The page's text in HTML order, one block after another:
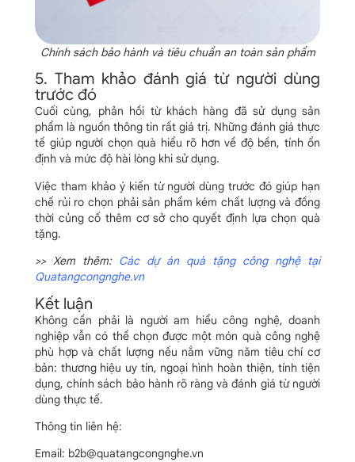
Chính sách bảo hành và tiêu chuẩn an toàn sản phẩm
5. Tham khảo đánh giá từ người dùng
trước đó
Cuối cùng, phản hồi từ khách hàng đã sử dụng sản
phẩm là nguồn thông tin rất giá trị. Những đánh giá thực
tế giúp người chọn quà hiểu rõ hơn về độ bền, tính ổn
định và mức độ hài lòng khi sử dụng.
Việc tham khảo ý kiến từ người dùng trước đó giúp hạn
chế rủi ro chọn phải sản phẩm kém chất lượng và đồng
thời củng cố thêm cơ sở cho quyết định lựa chọn quà
tặng.
>> Xem thêm: Các dự án quà tặng công nghệ tại
Quatangcongnghe.vn
Kết luận
Không cần phải là người am hiểu công nghệ, doanh
nghiệp vẫn có thể chọn được một món quà công nghệ
phù hợp và chất lượng nếu nắm vững năm tiêu chí cơ
bản: thương hiệu uy tín, ngoại hình hoàn thiện, tính tiện
dụng, chính sách bảo hành rõ ràng và đánh giá từ người
dùng thực tế.
Thông tin liên hệ:
Email: b2b@quatangcongnghe.vn